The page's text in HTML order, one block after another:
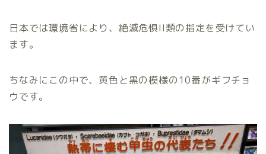
日本では環境省により、絶滅危惧II類の指定を受けてい
ます。
ちなみにこの中で、黄色と黒の模様の10番がギフチョ
ウです。